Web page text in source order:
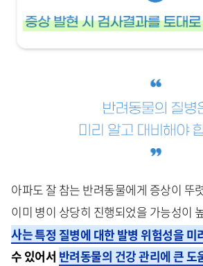
아파도 잘 참는 반려동물에게 증상이 뚜
이미 병이 상당히 진행되었을 가능성이
사는특정 질병에 대한 발병 위험성을 미
수 있어서 반려동물의 건강 관리에 큰 도